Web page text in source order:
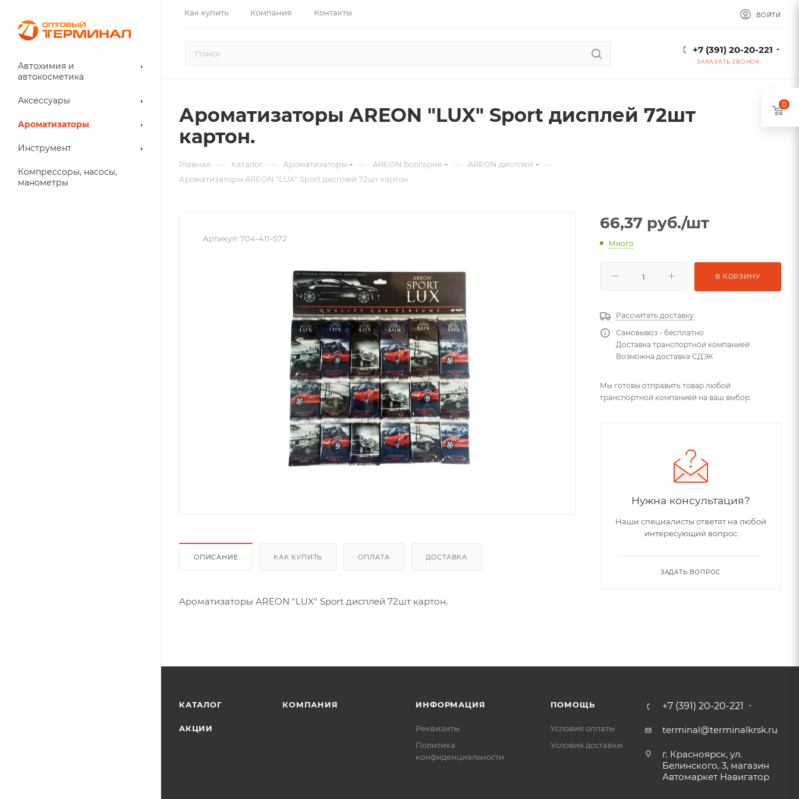
Как купить Компания Контакты ВОЙТИ
+7 (391) 20-20-221
ЗАКАЗАТЬ ЗВОНОК
Автохимия и
автокосметика
Аксессуары
Ароматизаторы
Инструмент
Компрессоры, насосы,
манометры
Ароматизаторы AREON "LUX" Sport дисплей 72шт
картон.
Главная — Каталог — Ароматизаторы — AREON Болгария — AREON дисплей —
Ароматизаторы AREON "LUX" Sport дисплей 72шт картон.
Артикул: 704-411-S72
ОПИСАНИЕ КАК КУПИТЬ ОПЛАТА ДОСТАВКА
Ароматизаторы AREON "LUX" Sport дисплей 72шт картон.
66,37 руб./шт
Много
В КОРЗИНУ
Рассчитать доставку
Самовывоз - бесплатно
Доставка транспортной компанией
Возможна доставка СДЭК
Мы готовы отправить товар любой
транспортной компанией на ваш выбор
Нужна консультация?
Наши специалисты ответят на любой
интересующий вопрос
ЗАДАТЬ ВОПРОС
КАТАЛОГ
АКЦИИ
КОМПАНИЯ ИНФОРМАЦИЯ
Реквизиты
Политика
конфиденциальности
ПОМОЩЬ
Условия оплаты
Условия доставки
+7 (391) 20-20-221
terminal@terminalkrsk.ru
г. Красноярск, ул.
Белинского, 3, магазин
Автомаркет Навигатор
0